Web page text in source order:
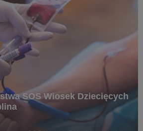
SOS Wiosek Dziecięcych